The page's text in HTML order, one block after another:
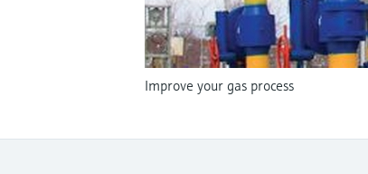
Improve your gas process